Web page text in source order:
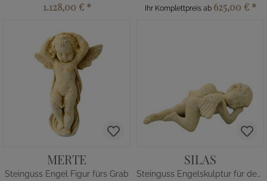
1.128,00 € * Ihr Komplettpreis ab 625,00 € *
MERTE
Steinguss Engel Figur fürs Grab
SILAS
Steinguss Engelskulptur für den Friedhof